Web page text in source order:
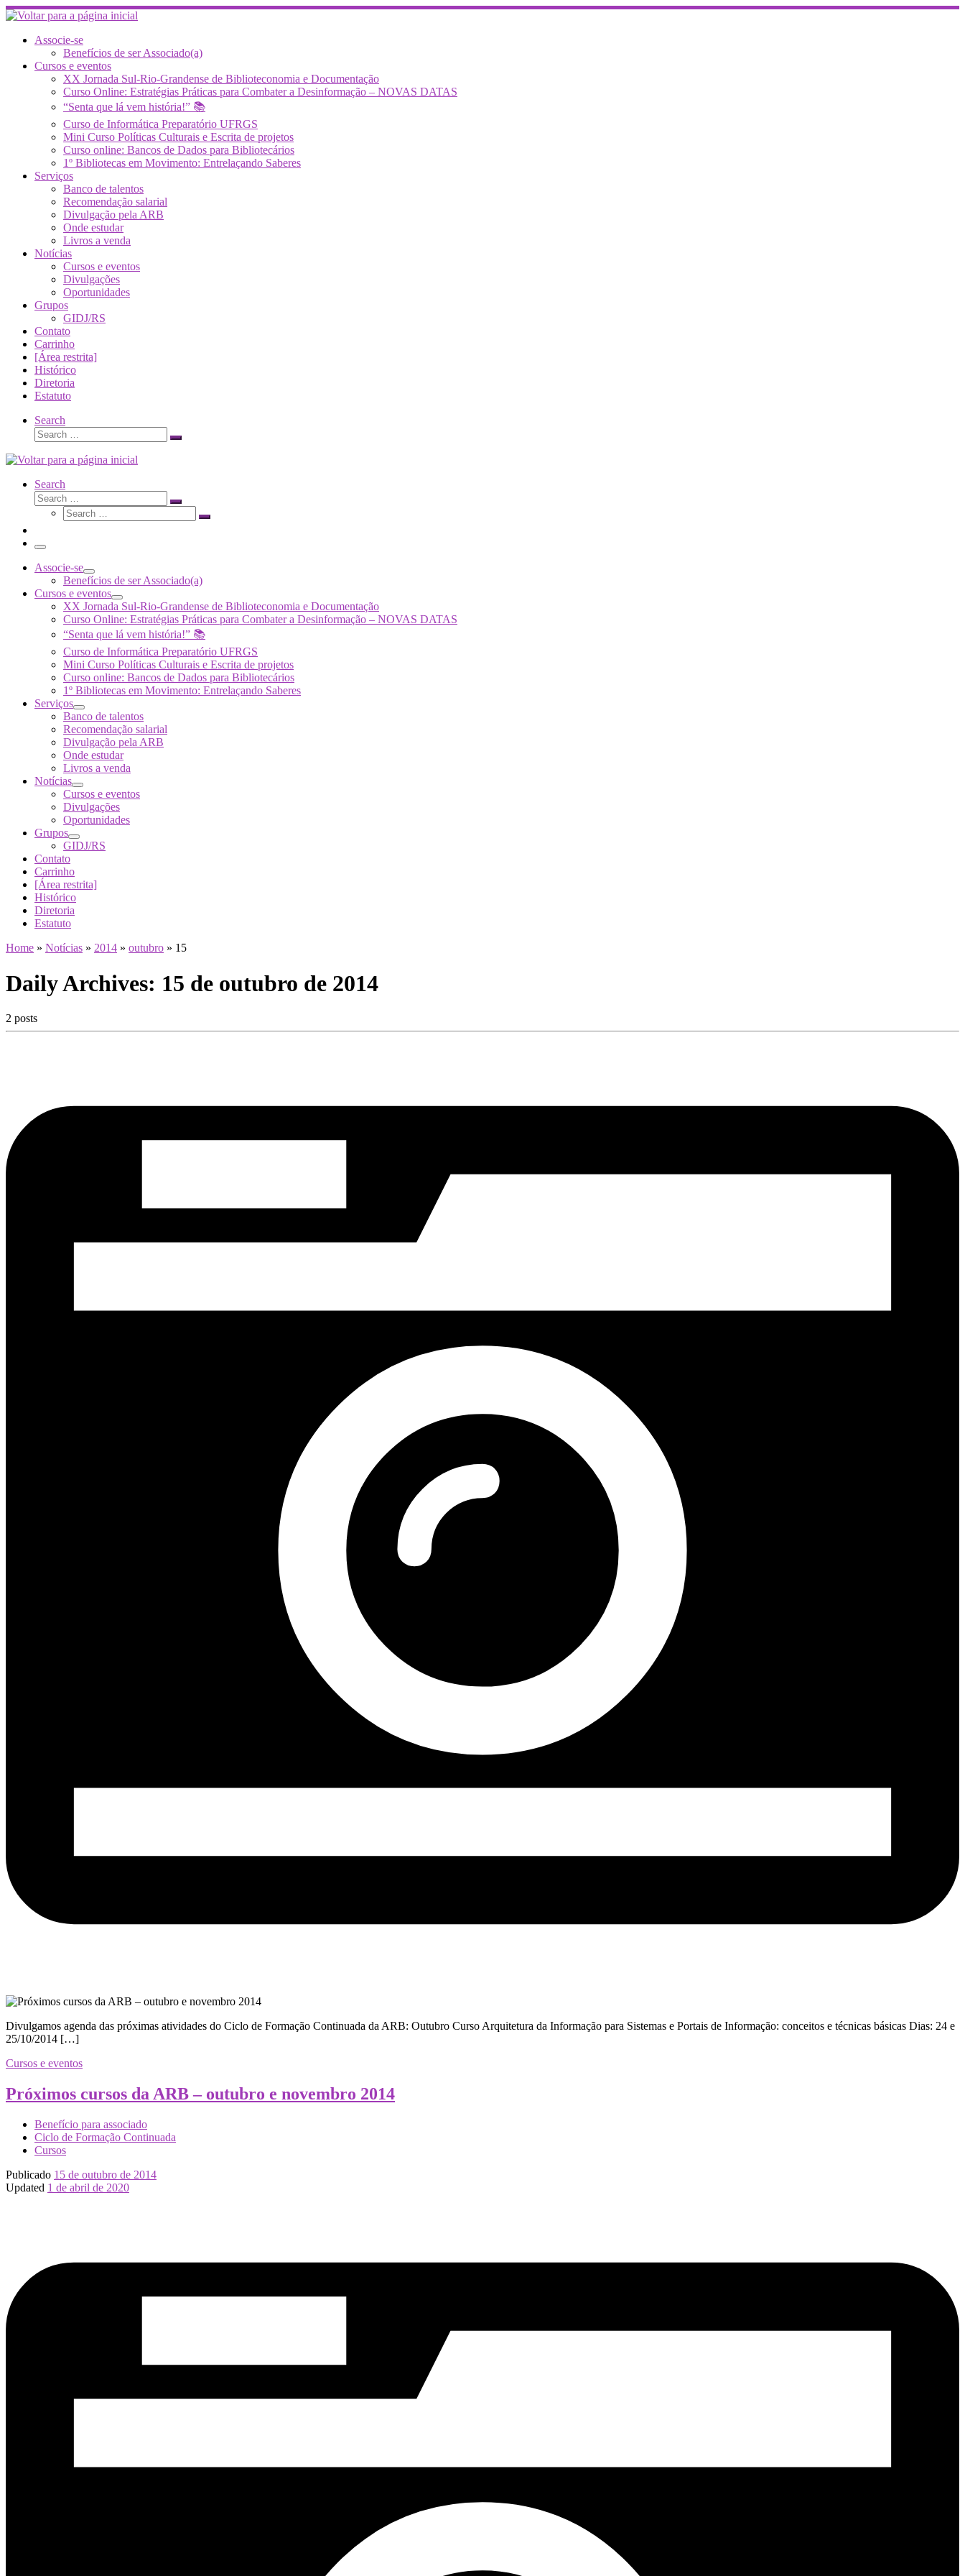
Skip
to
contentAssocie-se
Benefícios de ser Associado(a)
Cursos e eventos
XX Jornada Sul-Rio-Grandense de Biblioteconomia e Documentação
Curso Online: Estratégias Práticas para Combater a Desinformação – NOVAS DATAS
“Senta que lá vem história!” 📚
Curso de Informática Preparatório UFRGS
Mini Curso Políticas Culturais e Escrita de projetos
Curso online: Bancos de Dados para Bibliotecários
1º Bibliotecas em Movimento: Entrelaçando Saberes
Serviços
Banco de talentos
Recomendação salarial
Divulgação pela ARB
Onde estudar
Livros a venda
Notícias
Cursos e eventos
Divulgações
Oportunidades
Grupos
GIDJ/RS
Contato
Carrinho
[Área restrita]
Histórico
Diretoria
Estatuto
Search
Search
Search
Search
Search
Search
Search
Search
Menu
Associe-se
Benefícios de ser Associado(a)
Cursos e eventos
XX Jornada Sul-Rio-Grandense de Biblioteconomia e Documentação
Curso Online: Estratégias Práticas para Combater a Desinformação – NOVAS DATAS
“Senta que lá vem história!” 📚
Curso de Informática Preparatório UFRGS
Mini Curso Políticas Culturais e Escrita de projetos
Curso online: Bancos de Dados para Bibliotecários
1º Bibliotecas em Movimento: Entrelaçando Saberes
Serviços
Banco de talentos
Recomendação salarial
Divulgação pela ARB
Onde estudar
Livros a venda
Notícias
Cursos e eventos
Divulgações
Oportunidades
Grupos
GIDJ/RS
Contato
Carrinho
[Área restrita]
Histórico
Diretoria
Estatuto
Home » Notícias » 2014 » outubro » 15
Daily Archives: 15 de outubro de 2014
2 posts
Divulgamos agenda das próximas atividades do Ciclo de Formação Continuada da ARB: Outubro Curso Arquitetura da Informação para Sistemas e Portais de Informação: conceitos e técnicas básicas Dias: 24 e
25/10/2014 […]
Cursos e eventos
Próximos cursos da ARB – outubro e novembro 2014
Benefício para associado
Ciclo de Formação Continuada
Cursos
Publicado 15 de outubro de 2014
Updated 1 de abril de 2020